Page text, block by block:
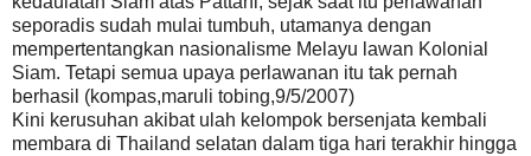
seporadis sudah mulai tumbuh, utamanya dengan
mempertentangkan nasionalisme Melayu lawan Kolonial
Siam. Tetapi semua upaya perlawanan itu tak pernah
berhasil (kompas,maruli tobing,9/5/2007)
Kini kerusuhan akibat ulah kelompok bersenjata kembali
membara di Thailand selatan dalam tiga hari terakhir hingga